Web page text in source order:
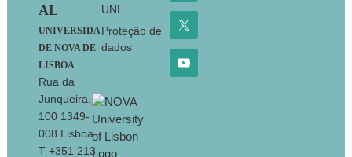
AL
UNIVERSIDA
DE NOVA DE
LISBOA
Rua da
Junqueira,
100 1349-
008 Lisboa
T +351 213
UNL
Proteção de
dados